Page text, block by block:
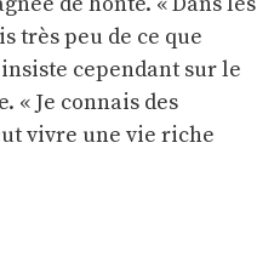
très peu de ce que
cependant sur le
« Je connais des
vivre une vie riche